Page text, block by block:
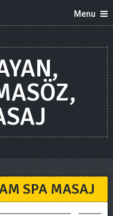
Menu
SPA MASAJ